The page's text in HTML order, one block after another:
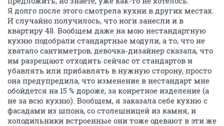
Я долго после этого смотрела кухни в других местах.
И случайно получилось, что ноги занесли и в
квартиру 48. Вообщем даже на мою нестандартную
кухню подобрали стандартные модули, а то, что не
хватало сантиметров, девочка-дизайнер сказала, что
им разрещают отходить сейчас от стандартов и
убавлять или прибавлять в нужную сторону, просто
она предупредила, что изменение в нестандарт мне
обойдется на 15 % дороже, за конретное изделение (а
не за всю кухню). Вообщем, я заказала себе кухню с
фасадами из шпона, со столешницей из камня, и
холодильники встроенные они тоже одевают в эти же